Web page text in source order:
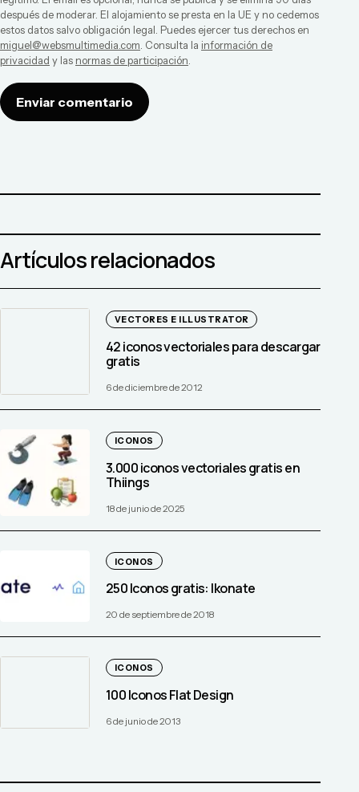
después de moderar. El alojamiento se presta en la UE y no cedemos
estos datos salvo obligación legal. Puedes ejercer tus derechos en
miguel@websmultimedia.com. Consulta la información de
privacidad y las normas de participación.
Enviar comentario
Artículos relacionados
VECTORES E ILLUSTRATOR
42 iconos vectoriales para descargar
gratis
6 de diciembre de 2012
ICONOS
3.000 iconos vectoriales gratis en
Thiings
18 de junio de 2025
ICONOS
250 Iconos gratis: Ikonate
20 de septiembre de 2018
ICONOS
100 Iconos Flat Design
6 de junio de 2013